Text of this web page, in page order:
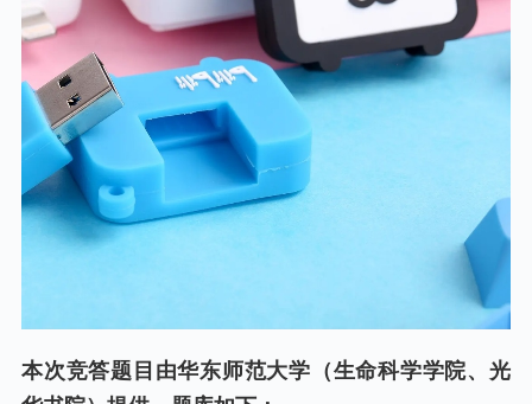
本次竞答题目由华东师范大学（生命科学学院、光